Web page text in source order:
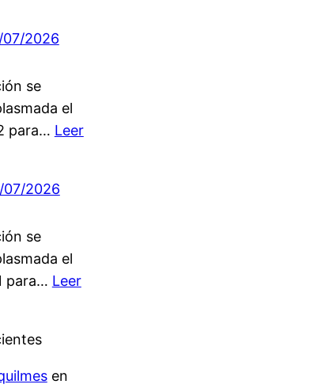
07/2026
se
el
para… Leer
07/2026
se
el
para… Leer
en